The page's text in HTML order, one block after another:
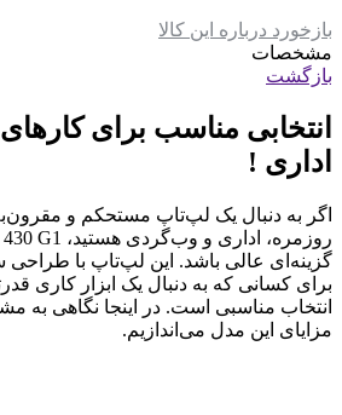
بازخورد درباره این کالا
مشخصات
بازگشت
انتخابی مناسب برای
اداری !
اگر به دنبال یک لپ‌تاپ مستحکم و
گزینه‌ای عالی باشد. این لپ‌تاپ با طراحی
برای کسانی که به دنبال یک ابزار کاری
انتخاب مناسبی است. در اینجا نگاهی به
مزایای این مدل می‌اندازیم.